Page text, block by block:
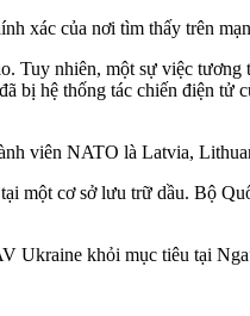
của nơi tìm thấy trên
Tuy nhiên, một sự việc
hệ thống tác chiến điện
viên NATO là Latvia,
cơ sở lưu trữ dầu. Bộ
Ukraine khỏi mục tiêu tại